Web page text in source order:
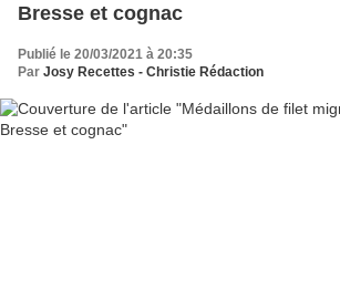
Bresse et cognac
Publié le 20/03/2021 à 20:35
Par Josy Recettes - Christie Rédaction